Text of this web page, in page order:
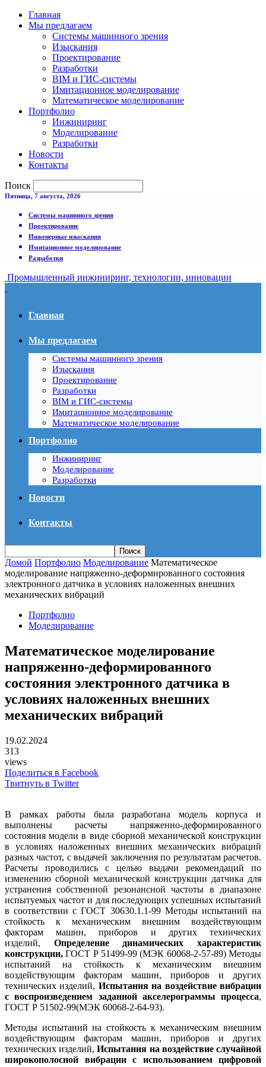
Главная
Мы предлагаем
Системы машинного зрения
Изыскания
Проектирование
Разработки
BIM и ГИС-системы
Имитационное моделирование
Математическое моделирование
Портфолио
Инжиниринг
Моделирование
Разработки
Новости
Контакты
Поиск
Пятница, 7 августа, 2026
Системы машинного зрения
Проектирование
Инженерные изыскания
Имитационное моделирование
Разработки
Промышленный инжиниринг, технологии, инновации
Главная
Мы предлагаем
Системы машинного зрения
Изыскания
Проектирование
Разработки
BIM и ГИС-системы
Имитационное моделирование
Математическое моделирование
Портфолио
Инжиниринг
Моделирование
Разработки
Новости
Контакты
Домой Портфолио Моделирование Математическое
моделирование напряженно-деформированного состояния
электронного датчика в условиях наложенных внешних
механических вибраций
Портфолио
Моделирование
Математическое моделирование
напряженно-деформированного
состояния электронного датчика в
условиях наложенных внешних
механических вибраций
19.02.2024
313
views
Поделиться в Facebook
Твитнуть в Twitter
В рамках работы была разработана модель корпуса и
выполнены расчеты напряженно-деформированного
состояния модели в виде сборной механической конструкции
в условиях наложенных внешних механических вибраций
разных частот, с выдачей заключения по результатам расчетов.
Расчеты проводились с целью выдачи рекомендаций по
изменению сборной механической конструкции датчика для
устранения собственной резонансной частоты в диапазоне
испытуемых частот и для последующих успешных испытаний
в соответствии с ГОСТ 30630.1.1-99 Методы испытаний на
стойкость к механическим внешним воздействующим
факторам машин, приборов и других технических
изделий, Определение динамических характеристик
конструкции, ГОСТ Р 51499-99 (МЭК 60068-2-57-89) Методы
испытаний на стойкость к механическим внешним
воздействующим факторам машин, приборов и других
технических изделий, Испытания на воздействие вибрации
с воспроизведением заданной акселерограммы процесса,
ГОСТ Р 51502-99(МЭК 60068-2-64-93).
Методы испытаний на стойкость к механическим внешним
воздействующим факторам машин, приборов и других
технических изделий,Испытания на воздействие случайной
широкополосной вибрации с использованием цифровой